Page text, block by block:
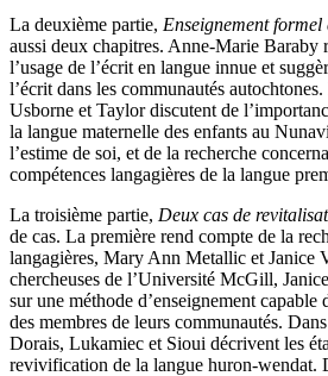
La deuxième partie, Enseignement
aussi deux chapitres. Anne-Marie Baraby
l’usage de l’écrit en langue innue et
l’écrit dans les communautés
Usborne et Taylor discutent de
la langue maternelle des enfants au
l’estime de soi, et de la recherche
compétences langagières de la langue
La troisième partie, Deux cas de
de cas. La première rend compte de la
langagières, Mary Ann Metallic et Janice
chercheuses de l’Université McGill,
sur une méthode d’enseignement capable
des membres de leurs communautés.
Dorais, Lukamiec et Sioui décrivent les
revivification de la langue huron-wendat.